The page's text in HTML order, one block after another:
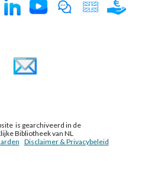
is gearchiveerd in de
Bibliotheek van NL
Disclaimer & Privacybeleid